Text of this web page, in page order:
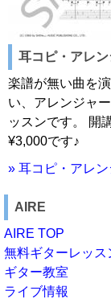
耳コピ・アレ
楽譜が無い曲を
い、アレンジャ
ッスンです。 開
¥3,000です♪
» 耳コピ・アレン
AIRE
AIRE TOP
無料ギターレッス
ギター教室
ライブ情報